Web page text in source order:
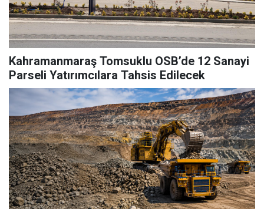
Kahramanmaraş Tomsuklu OSB’de 12 Sanayi
Parseli Yatırımcılara Tahsis Edilecek